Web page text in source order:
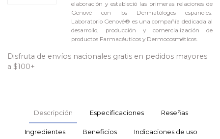
elaboración y estableció las primeras relaciones de
Genové con los Dermatólogos españoles.
Laboratorio Genové® es una compañía dedicada al
desarrollo, producción y comercialización de
productos Farmacéuticos y Dermocosméticos.
Disfruta de envíos nacionales gratis en pedidos mayores
a $100+
Descripción Especificaciones Reseñas
Ingredientes Beneficios Indicaciones de uso